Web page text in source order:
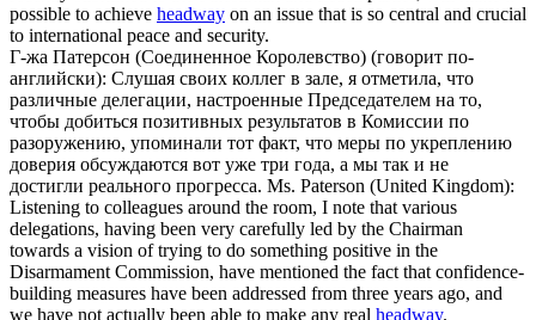
possible to achieve headway on an issue that is so central and crucial
to international peace and security.
Г-жа Патерсон (Соединенное Королевство) (говорит по-
английски): Слушая своих коллег в зале, я отметила, что
различные делегации, настроенные Председателем на то,
чтобы добиться позитивных результатов в Комиссии по
разоружению, упоминали тот факт, что меры по укреплению
доверия обсуждаются вот уже три года, а мы так и не
достигли реального прогресса. Ms. Paterson (United Kingdom):
Listening to colleagues around the room, I note that various
delegations, having been very carefully led by the Chairman
towards a vision of trying to do something positive in the
Disarmament Commission, have mentioned the fact that confidence-
building measures have been addressed from three years ago, and
we have not actually been able to make any real headway.